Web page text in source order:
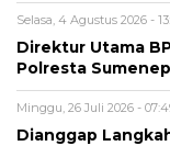
Selasa, 4 Agustus 2026 -
Direktur Utama
Polresta
Minggu, 26 Juli 2026 -
Dianggap